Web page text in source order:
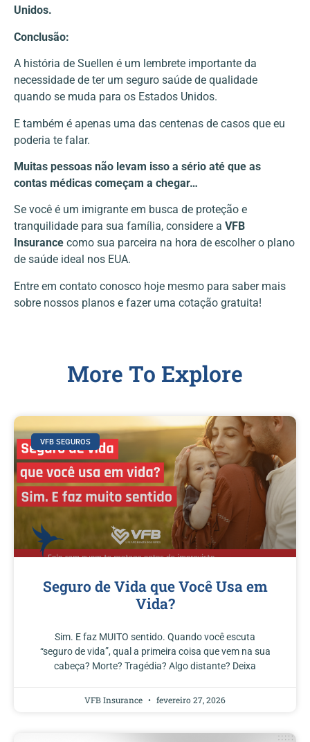
Unidos.
Conclusão:
A história de Suellen é um lembrete importante da
necessidade de ter um seguro saúde de qualidade
quando se muda para os Estados Unidos.
E também é apenas uma das centenas de casos que eu
poderia te falar.
Muitas pessoas não levam isso a sério até que as
contas médicas começam a chegar…
Se você é um imigrante em busca de proteção e
tranquilidade para sua família, considere a VFB
Insurance como sua parceira na hora de escolher o plano
de saúde ideal nos EUA.
Entre em contato conosco hoje mesmo para saber mais
sobre nossos planos e fazer uma cotação gratuita!
More To Explore
VFB SEGUROS
Seguro de Vida que Você Usa em
Vida?
Sim. E faz MUITO sentido. Quando você escuta
“seguro de vida”, qual a primeira coisa que vem na sua
cabeça? Morte? Tragédia? Algo distante? Deixa
VFB Insurance fevereiro 27, 2026